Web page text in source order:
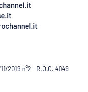
2019 n°2 - R.O.C. 4049